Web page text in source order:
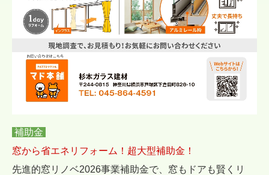
補助金
窓から省エネリフォーム！超大型補助金！
先進的窓リノベ2026事業補助金で、窓もドアも賢くリ